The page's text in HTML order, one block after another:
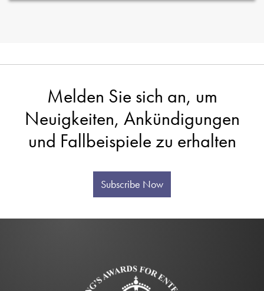
Melden Sie sich an, um
Neuigkeiten, Ankündigungen
und Fallbeispiele zu erhalten
Subscribe Now